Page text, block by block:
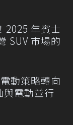
2025 年賓士
SUV 市場的
動策略轉向
與電動並行